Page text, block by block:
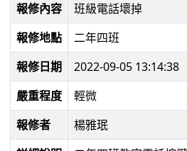
報修內容
班級電話壞掉
報修地點
二年四班
報修日期
2022-09-05 13:14:38
嚴重程度
輕微
報修者
楊雅珉